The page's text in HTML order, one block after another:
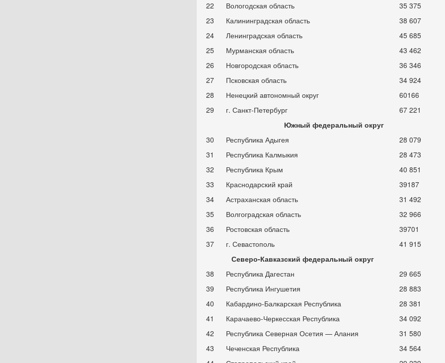
22
Вологодская область
35 375
23
Калининградская область
38 607
24
Ленинградская область
45 685
25
Мурманская область
43 462
26
Новгородская область
36 346
27
Псковская область
34 924
28
Ненецкий автономный округ
60166
29
г. Санкт-Петербург
67 221
Южный федеральный округ
30
Республика Адыгея
28 079
31
Республика Калмыкия
28 473
32
Республика Крым
40 851
33
Краснодарский край
39187
34
Астраханская область
31 492
35
Волгоградская область
32 966
36
Ростовская область
39701
37
г. Севастополь
41 915
Северо-Кавказский федеральный округ
38
Республика Дагестан
29 665
39
Республика Ингушетия
28 883
40
Кабардино-Балкарская Республика
28 381
41
Карачаево-Черкесская Республика
34 092
42
Республика Северная Осетия — Алания
31 580
43
Чеченская Республика
34 564